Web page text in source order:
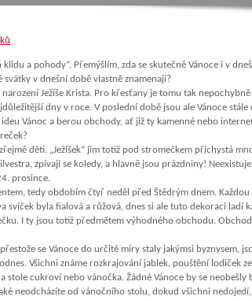
klidu a pohody“. Přemýšlím, zda se skutečně Vánoce i v
v dnešní době vlastně znamenají?
Ježíše Krista. Pro křesťany je tomu tak
dny v roce. V poslední době jsou ale Vánoce
Vánoc a berou obchody, ať již ty kamenné nebo
děti. „Ježíšek“ jim totiž pod stromečkem přichystá
zpívají se koledy, a hlavně jsou prázdniny!
prosince.
tedy obdobím čtyř neděl před Štědrým dnem. Každou
svíček byla fialová a růžová, dnes si ale tuto dekoraci ladí
I ty jsou totiž předmětem výhodného obchodu.
se Vánoce do určité míry staly jakýmsi byznysem,
Všichni známe rozkrajování jablek, pouštění lodiček
stole cukroví nebo vánočka. Žádné Vánoce by se neobešly
neodcházíte od vánočního stolu, dokud všichni